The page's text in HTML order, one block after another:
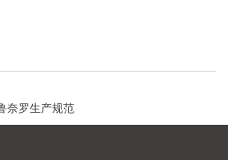
奈罗生产规范